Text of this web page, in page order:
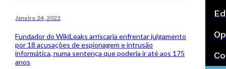
Janeiro 24, 2022
Fundador do WikiLeaks arriscaria enfrentar julgamento
por 18 acusações de espionagem e intrusão
informática, numa sentença que poderia ir até aos 175
anos